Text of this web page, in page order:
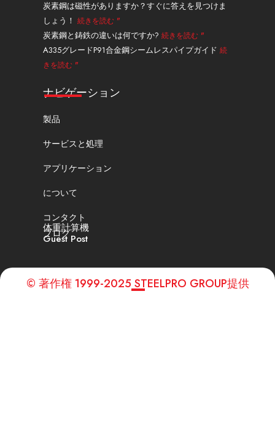
炭素鋼は磁性がありますか？すぐに答えを見つけま
しょう！ 続きを読む "
炭素鋼と鋳鉄の違いは何ですか? 続きを読む "
A335グレードP91合金鋼シームレスパイプガイド 続
きを読む "
ナビゲーション
製品
サービスと処理
アプリケーション
について
コンタクト
体重計算機
ブログ
Guest Post
© 著作権 1999-2025 STEELPRO GROUP提供